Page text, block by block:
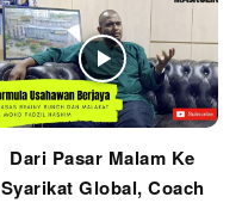
Dari Pasar Malam Ke
Syarikat Global, Coach